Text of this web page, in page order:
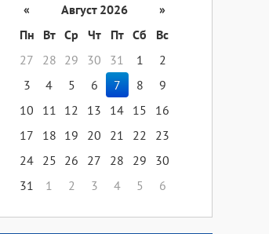
« Август 2026
»
Пн
Вт Ср Чт Пт Сб
Вс
27
28 29 30 31 1
2
3
4 5 6 7 8
9
10
11 12 13 14 15
16
17
18 19 20 21 22
23
24 25 26 27 28 29
30
31
1 2 3 4 5 6